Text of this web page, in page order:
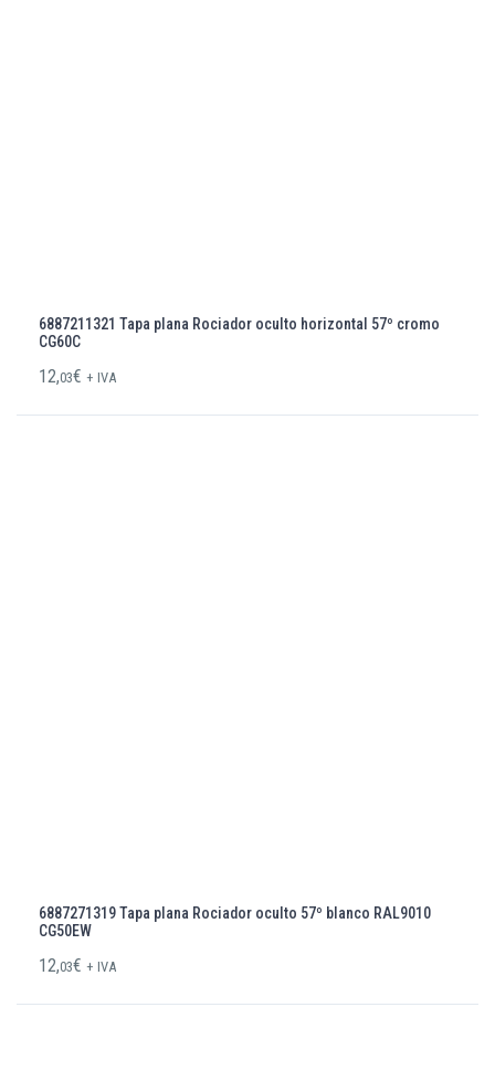
6887211321 Tapa plana Rociador oculto horizontal 57º cromo
CG60C
12,03€ + IVA
6887271319 Tapa plana Rociador oculto 57º blanco RAL9010
CG50EW
12,03€ + IVA